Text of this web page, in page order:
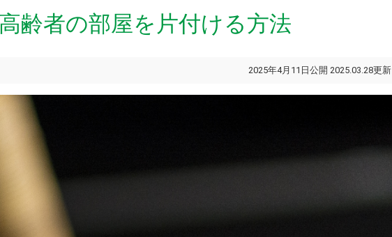
齢者の部屋を片付ける方法
2025年4月11日公開 2025.03.28更新 [